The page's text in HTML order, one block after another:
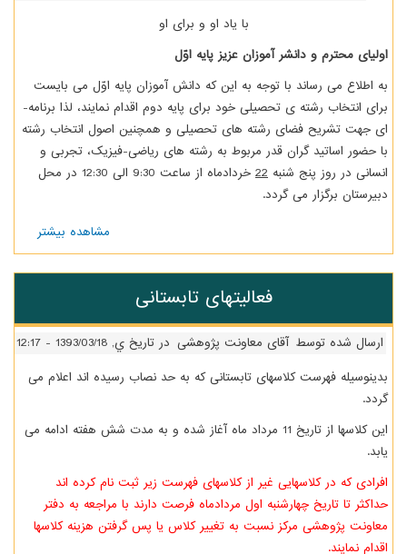
با یاد او و برای او
اولیای محترم و دانش­ر آموزان عزیز پایه اوّل
به اطلاع می­ رساند با توجه به این که دانش­ آموزان پایه اوّل می­ بایست
برای انتخاب رشته­­ ی تحصیلی خود برای پایه دوم اقدام نمایند، لذا برنامه­
ای جهت تشریح فضای رشته­ های تحصیلی و هم­چنین اصول انتخاب­ رشته
با حضور اساتید گران­ قدر مربوط به رشته­ های ریاضی-فیزیک، تجربی و
انسانی در روز پنج­ شنبه22
خردادماه از ساعت 9:30 الی 12:30 در محل
دبیرستان برگزار می­ گردد.
مشاهده بیشتر
انتخاب
اوّل
فعالیتهای تابستانی
ارسال شده توسطآقای معاونت پژوهشیدر تاریخ ي, 1393/03/18 - 12:17
بدینوسیله فهرست کلاسهای تابستانی که به حد نصاب رسیده اند اعلام می
گردد.
این کلاسها از تاریخ 11 مرداد ماه آغاز شده و به مدت شش هفته ادامه می
یابد.
افرادی که در کلاسهایی غیر از کلاسهای فهرست زیر ثبت نام کرده اند
حداکثر تا تاریخ چهارشنبه اول مردادماه فرصت دارند با مراجعه به دفتر
معاونت پژوهشی مرکز نسبت به تغییر کلاس یا پس گرفتن هزینه کلاسها
اقدام نمایند.